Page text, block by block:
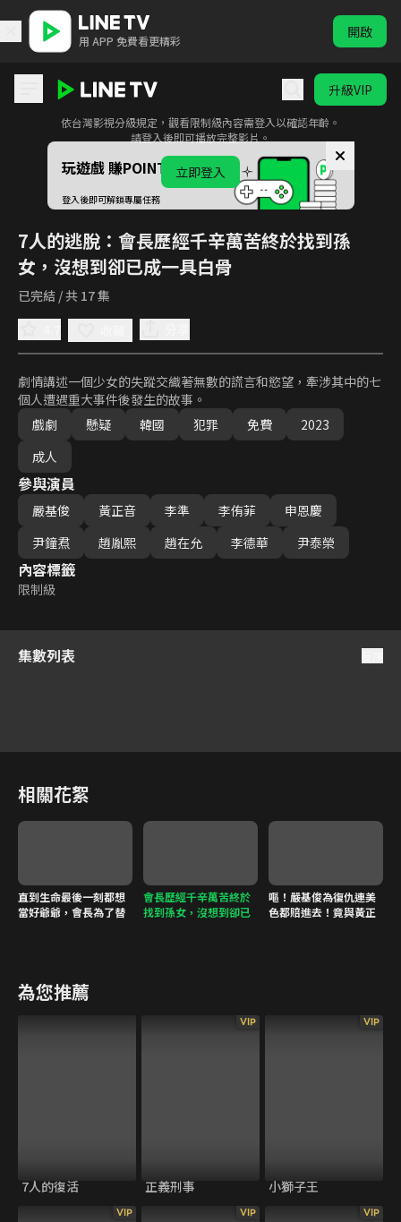
用 APP 免費看更精彩 開啟
升級VIP
此影音為限制級內容
依台灣影視分級規定，觀看限制級內容需登入以確認年齡。
請登入後即可播放完整影片。
立即登入
玩遊戲 賺POINTS！
登入後即可解鎖專屬任務
7人的逃脫 ：會長歷經千辛萬苦終於找到孫
女，沒想到卻已成一具白骨
已完結 / 共 17 集
劇情講述一個少女的失蹤交織著無數的謊言和慾望，牽涉其中的七
個人遭遇重大事件後發生的故事。
戲劇
懸疑 韓國 犯罪 免費
2023
成人
參與演員
嚴基俊 黃正音 李準 李侑菲
申恩慶
尹鐘焄
趙胤熙 趙在允 李德華 尹泰榮
內容標籤
限制級
集數列表
相關花絮
直到生命最後一刻都想
當好爺爺，會長為了替
會長歷經千辛萬苦終於
找到孫女，沒想到卻已
嘔！嚴基俊為復仇連美
色都賠進去！竟與黃正
為您推薦
7人的復活
VIP
正義刑事
VIP
小獅子王
VIP VIP VIP